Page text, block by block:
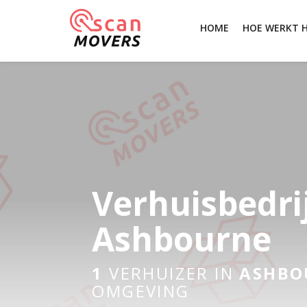
HOME HOE WERKT
Ashbourne
1 VERHUIZER IN
OMGEVING